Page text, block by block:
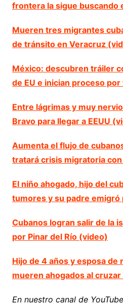
frontera la sigue buscando
Mueren tres migrantes
de tránsito en Veracruz
México: descubren tráiler
de EU e inician proceso
Entre lágrimas y muy
Bravo para llegar a EEUU
Aumenta el flujo de
tratará crisis migratoria con
El niño ahogado, hijo del
tumores y su padre emigró
Cubanos logran salir de la
por Pinar del Río (video)
Hijo de 4 años y esposa de
mueren ahogados al cruzar
En nuestro canal de YouTube